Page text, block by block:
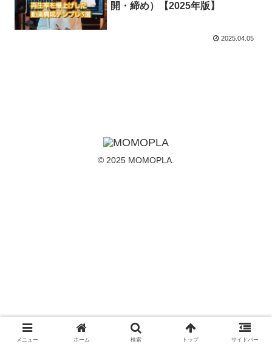
開・締め）【2025年版】
2025.04.05
© 2025 MOMOPLA.
メニュー ホーム 検索 トップ サイドバー